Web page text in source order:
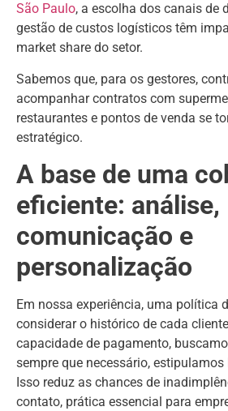
São Paulo, a escolha dos canais de
gestão de custos logísticos têm
market share do setor.
Sabemos que, para os gestores,
acompanhar contratos com
restaurantes e pontos de venda se
estratégico.
A base de uma
eficiente: análise,
comunicação e
personalização
Em nossa experiência, uma política
considerar o histórico de cada
capacidade de pagamento,
sempre que necessário,
Isso reduz as chances de
contato, prática essencial para